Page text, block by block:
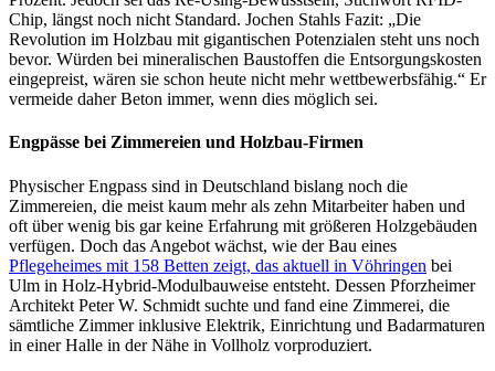
Chip, längst noch nicht Standard. Jochen Stahls Fazit: „Die
Revolution im Holzbau mit gigantischen Potenzialen steht uns noch
bevor. Würden bei mineralischen Baustoffen die Entsorgungskosten
eingepreist, wären sie schon heute nicht mehr wettbewerbsfähig.“ Er
vermeide daher Beton immer, wenn dies möglich sei.
Engpässe bei Zimmereien und Holzbau-Firmen
Physischer Engpass sind in Deutschland bislang noch die
Zimmereien, die meist kaum mehr als zehn Mitarbeiter haben und
oft über wenig bis gar keine Erfahrung mit größeren Holzgebäuden
verfügen. Doch das Angebot wächst, wie der Bau eines
Pflegeheimes mit 158 Betten zeigt, das aktuell in Vöhringen bei
Ulm in Holz-Hybrid-Modulbauweise entsteht. Dessen Pforzheimer
Architekt Peter W. Schmidt suchte und fand eine Zimmerei, die
sämtliche Zimmer inklusive Elektrik, Einrichtung und Badarmaturen
in einer Halle in der Nähe in Vollholz vorproduziert.